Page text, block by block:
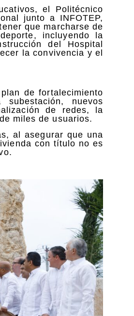
el Politécnico
junto a INFOTEP,
que marcharse de
incluyendo la
del Hospital
la convivencia y el
de fortalecimiento
nuevos
de redes, la
miles de usuarios.
al asegurar que una
con título no es